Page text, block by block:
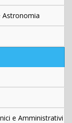
Astronomia
e Amministrativi